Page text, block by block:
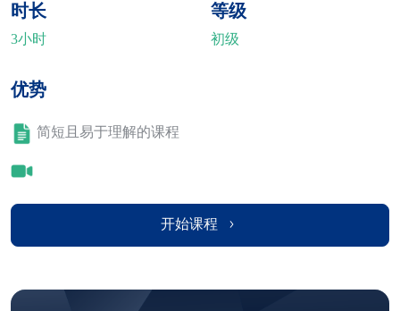
时长
3小时
等级
初级
优势
简短且易于理解的课程
开始课程